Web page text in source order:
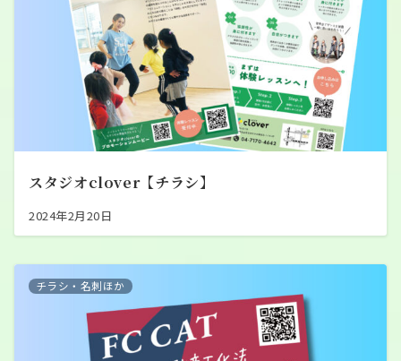
スタジオclover【チラシ】
2024年2月20日
チラシ・名刺ほか